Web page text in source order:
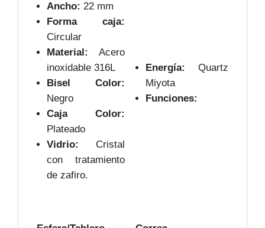
Ancho: 22 mm
Forma caja:
Circular
Material:
Acero
inoxidable 316L
Bisel Color:
Negro
Caja Color:
Plateado
Vidrio:
Cristal
con tratamiento
de zafiro.
Energía:
Quartz
Miyota
Funciones: